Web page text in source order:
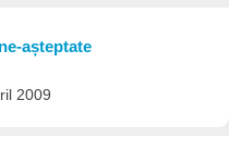
așteptate
2009